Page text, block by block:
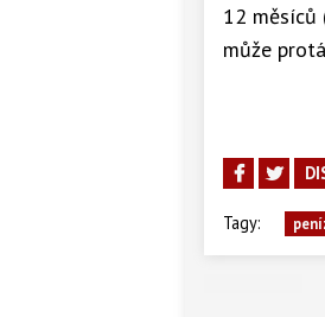
12 měsíců
může
Tagy: